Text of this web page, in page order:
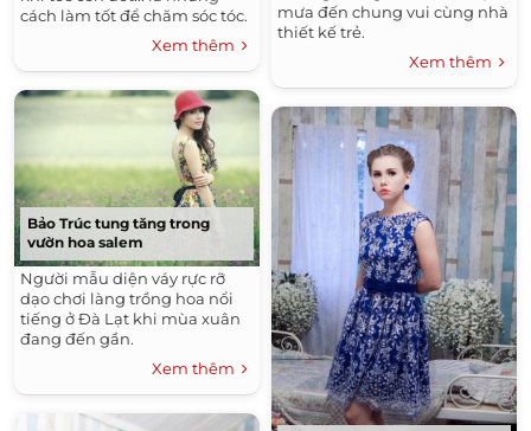
cách làm tốt để chăm sóc tóc.
Xem thêm
Bảo Trúc tung tăng trong
vườn hoa salem
Người mẫu diện váy rực rỡ
dạo chơi làng trồng hoa nổi
tiếng ở Đà Lạt khi mùa xuân
đang đến gần.
Xem thêm
mưa đến chung vui cùng nhà
thiết kế trẻ.
Xem thêm